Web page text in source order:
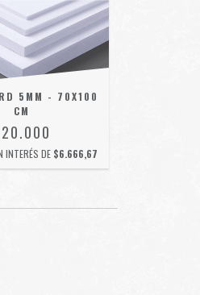
5MM - 70X100
CM
INTERÉS DE $6.666,67